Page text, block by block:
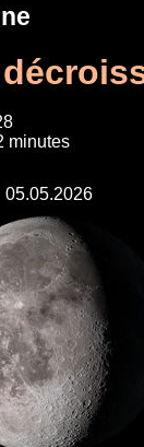
minutes
05.05.2026